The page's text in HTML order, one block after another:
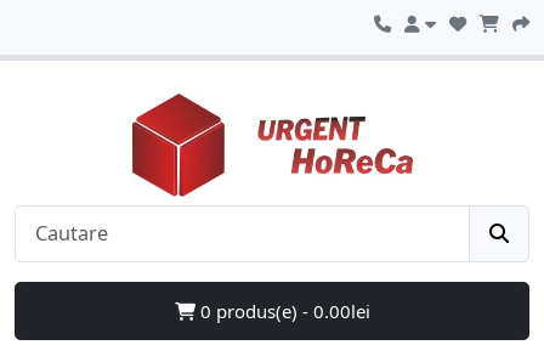
0 produs(e) - 0.00lei